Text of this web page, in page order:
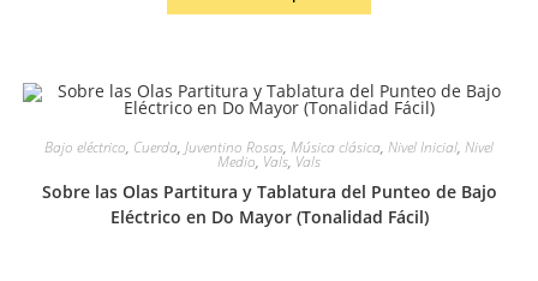
Bajo eléctrico, Cuerda, Juventino Rosas, Música clásica, Nivel Inicial, Nivel
Medio, Vals, Vals
Sobre las Olas Partitura y Tablatura del Punteo de Bajo
Eléctrico en Do Mayor (Tonalidad Fácil)